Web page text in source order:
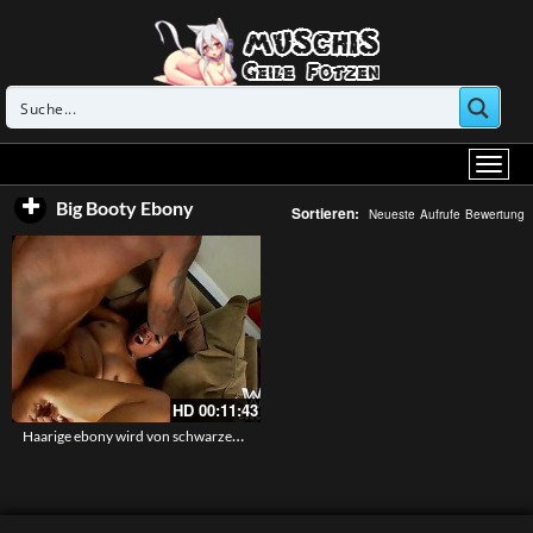
Big Booty Ebony Sortieren: Neueste Aufrufe Bewertung
HD 00:11:43
Haarige ebony wird von schwarzem Schwanz gefickt